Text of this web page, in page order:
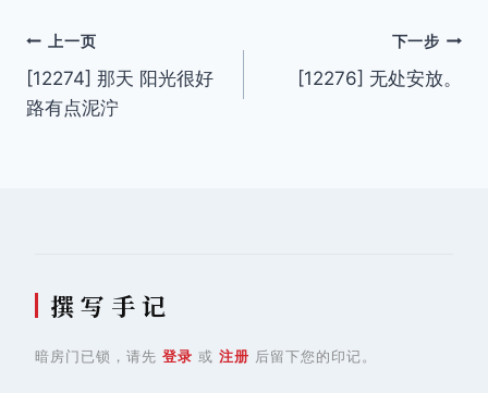
文
章
上一页
[12274] 那天 阳光很好
路有点泥泞
下一步
[12276] 无处安放。
撰 写 手 记
暗房门已锁，请先 登录 或 注册 后留下您的印记。